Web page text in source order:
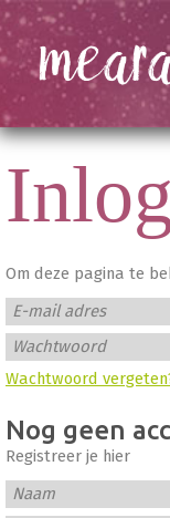
Om deze pagina te
E-mail adres
Wachtwoord
Wachtwoord
Nog geen
Registreer je hier
Naam